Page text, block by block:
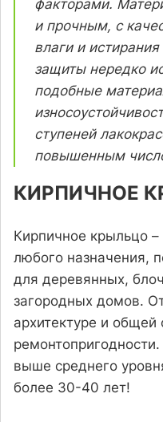
факторами.
и прочным, с
влаги и
защиты нередко
подобные
ступеней
повышенным
КИРПИЧНОЕ
Кирпичное крыльцо
любого назначения,
для деревянных,
загородных домов.
архитектуре и
выше среднего
более 30-40 лет!